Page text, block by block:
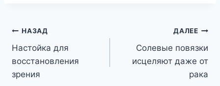
Навигация
по
записям
НАЗАД
Настойка для
восстановления
зрения
ДАЛЕЕ
Солевые повязки
исцеляют даже от
рака